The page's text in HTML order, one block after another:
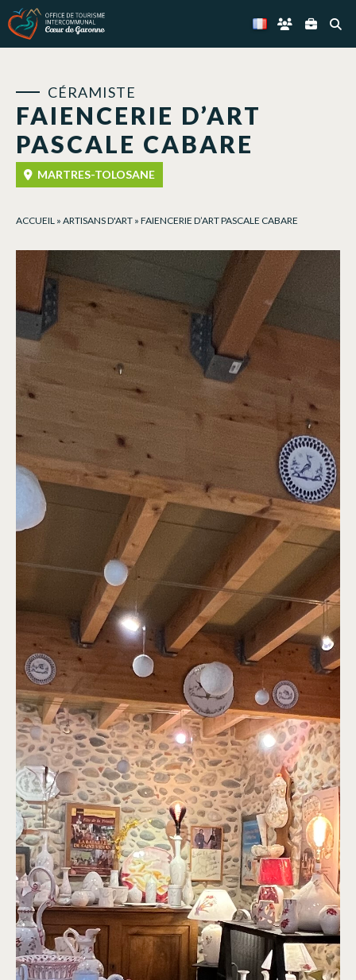
FAIENCERIE D’ART
PASCALE CABARE
CÉRAMISTE
MARTRES-TOLOSANE
ACCUEIL » ARTISANS D'ART » FAIENCERIE D’ART PASCALE CABARE
Panneau de gestion des cookies